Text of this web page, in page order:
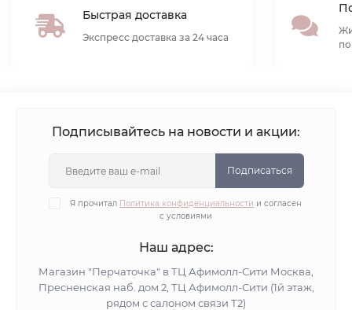
Быстрая доставка
Экспресс доставка за 24 часа
Подписывайтесь на новости и акции:
Подписаться
Я прочитал Политика конфиденциальности и согласен
с условиями
Наш адрес:
Магазин "Перчаточка" в ТЦ Афимолл-Сити Москва,
Пресненская наб. дом 2, ТЦ Афимолл-Сити (1й этаж,
рядом с салоном связи Т2)